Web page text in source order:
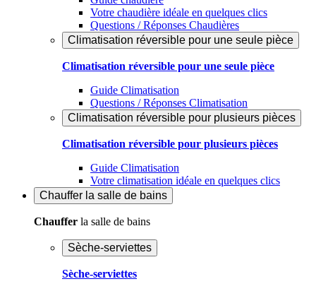
Votre chaudière idéale en quelques clics
Questions / Réponses Chaudières
Climatisation réversible pour une seule pièce
Climatisation réversible pour une seule pièce
Guide Climatisation
Questions / Réponses Climatisation
Climatisation réversible pour plusieurs pièces
Climatisation réversible pour plusieurs pièces
Guide Climatisation
Votre climatisation idéale en quelques clics
Chauffer la salle de bains
Chauffer la salle de bains
Sèche-serviettes
Sèche-serviettes